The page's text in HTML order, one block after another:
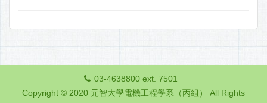
03-4638800 ext. 7501
Copyright © 2020 元智大學電機工程學系（丙組） All Rights